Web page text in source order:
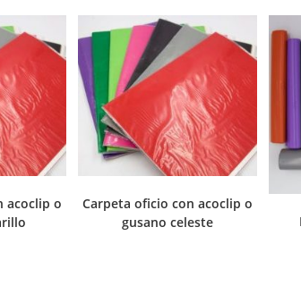
acoclip o
Carpeta oficio con acoclip o
gusano celeste